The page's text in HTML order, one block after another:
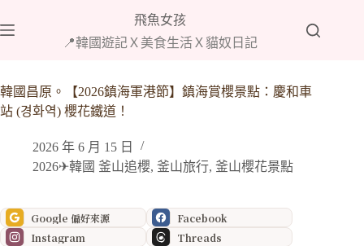
至
內
容
飛魚女孩
📍韓國遊記Ｘ美食生活Ｘ貓奴日記
韓國昌原。【2026鎮海軍港節】鎮海賞櫻景點：慶和車
站 (경화역) 櫻花鐵道！
2026 年 6 月 15 日
2026✈韓國 釜山追櫻, 釜山旅行, 釜山櫻花景點
Google 偏好來源
Facebook
Instagram
Threads